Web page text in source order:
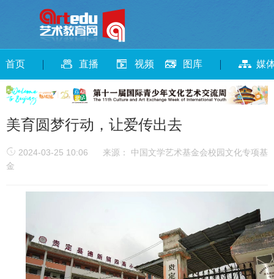
首页 直播 视频 图库 媒
美育圆梦行动，让爱传出去
2024-03-25 10:06
来源： 中国文学艺术基金会校园文化专项基
金